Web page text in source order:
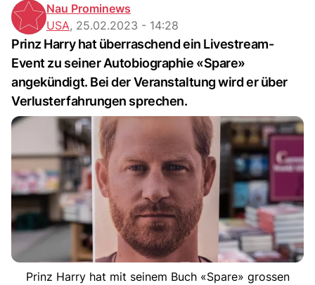
Nau Prominews
USA, 25.02.2023 - 14:28
Prinz Harry hat überraschend ein Livestream-
Event zu seiner Autobiographie «Spare»
angekündigt. Bei der Veranstaltung wird er über
Verlusterfahrungen sprechen.
Prinz Harry hat mit seinem Buch «Spare» grossen